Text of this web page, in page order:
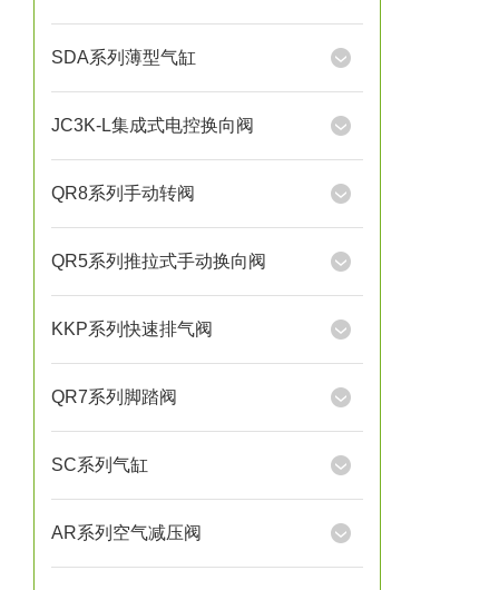
SDA系列薄型气缸
JC3K-L集成式电控换向阀
QR8系列手动转阀
QR5系列推拉式手动换向阀
KKP系列快速排气阀
QR7系列脚踏阀
SC系列气缸
AR系列空气减压阀